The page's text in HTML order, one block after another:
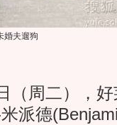
婚夫遛狗
周二），好
派德